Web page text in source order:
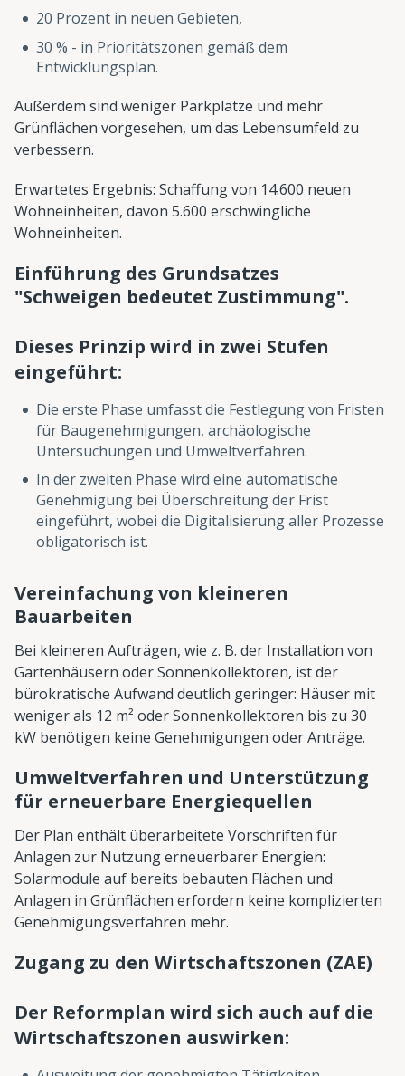
20 Prozent in neuen Gebieten,
30 % - in Prioritätszonen gemäß dem
Entwicklungsplan.
Außerdem sind weniger Parkplätze und mehr
Grünflächen vorgesehen, um das Lebensumfeld zu
verbessern.
Erwartetes Ergebnis: Schaffung von 14.600 neuen
Wohneinheiten, davon 5.600 erschwingliche
Wohneinheiten.
Einführung des Grundsatzes
"Schweigen bedeutet Zustimmung".
Dieses Prinzip wird in zwei Stufen
eingeführt:
Die erste Phase umfasst die Festlegung von Fristen
für Baugenehmigungen, archäologische
Untersuchungen und Umweltverfahren.
In der zweiten Phase wird eine automatische
Genehmigung bei Überschreitung der Frist
eingeführt, wobei die Digitalisierung aller Prozesse
obligatorisch ist.
Vereinfachung von kleineren
Bauarbeiten
Bei kleineren Aufträgen, wie z. B. der Installation von
Gartenhäusern oder Sonnenkollektoren, ist der
bürokratische Aufwand deutlich geringer: Häuser mit
weniger als 12 m² oder Sonnenkollektoren bis zu 30
kW benötigen keine Genehmigungen oder Anträge.
Umweltverfahren und Unterstützung
für erneuerbare Energiequellen
Der Plan enthält überarbeitete Vorschriften für
Anlagen zur Nutzung erneuerbarer Energien:
Solarmodule auf bereits bebauten Flächen und
Anlagen in Grünflächen erfordern keine komplizierten
Genehmigungsverfahren mehr.
Zugang zu den Wirtschaftszonen (ZAE)
Der Reformplan wird sich auch auf die
Wirtschaftszonen auswirken: